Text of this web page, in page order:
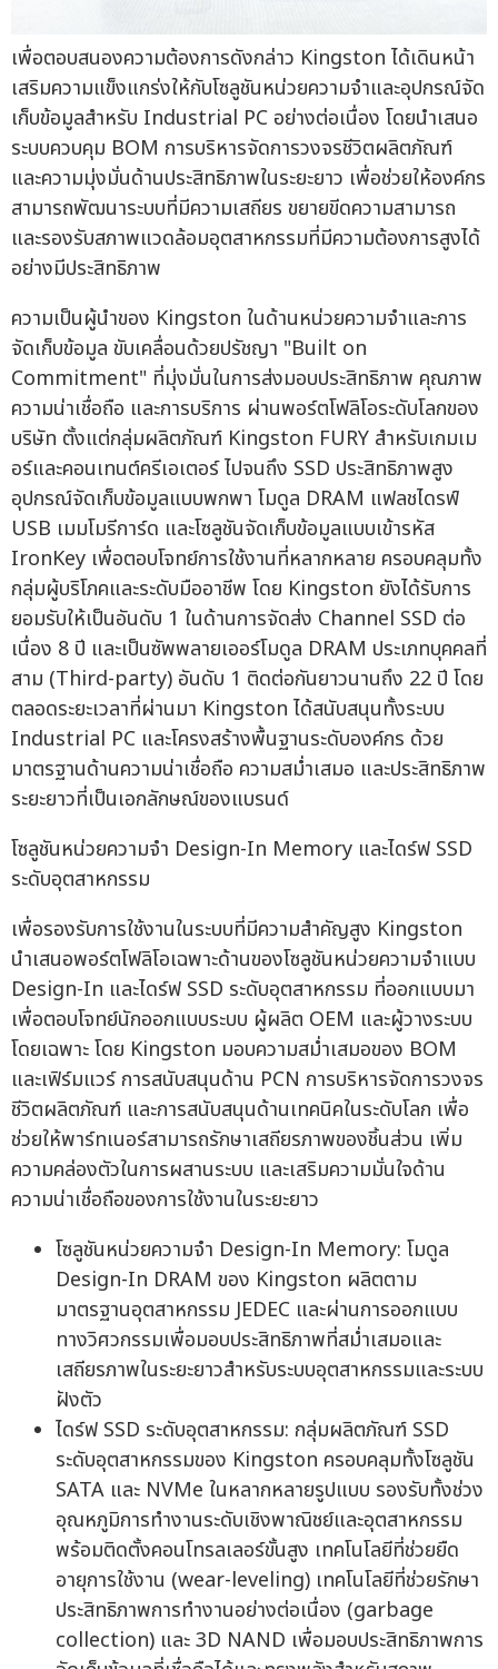
เพื่อตอบสนองความต้องการดังกล่าว Kingston ได้เดินหน้า
เสริมความแข็งแกร่งให้กับโซลูชันหน่วยความจำและอุปกรณ์จัด
เก็บข้อมูลสำหรับ Industrial PC อย่างต่อเนื่อง โดยนำเสนอ
ระบบควบคุม BOM การบริหารจัดการวงจรชีวิตผลิตภัณฑ์
และความมุ่งมั่นด้านประสิทธิภาพในระยะยาว เพื่อช่วยให้องค์กร
สามารถพัฒนาระบบที่มีความเสถียร ขยายขีดความสามารถ
และรองรับสภาพแวดล้อมอุตสาหกรรมที่มีความต้องการสูงได้
อย่างมีประสิทธิภาพ
ความเป็นผู้นำของ Kingston ในด้านหน่วยความจำและการ
จัดเก็บข้อมูล ขับเคลื่อนด้วยปรัชญา "Built on
Commitment" ที่มุ่งมั่นในการส่งมอบประสิทธิภาพ คุณภาพ
ความน่าเชื่อถือ และการบริการ ผ่านพอร์ตโฟลิโอระดับโลกของ
บริษัท ตั้งแต่กลุ่มผลิตภัณฑ์ Kingston FURY สำหรับเกมเม
อร์และคอนเทนต์ครีเอเตอร์ ไปจนถึง SSD ประสิทธิภาพสูง
อุปกรณ์จัดเก็บข้อมูลแบบพกพา โมดูล DRAM แฟลชไดรฟ์
USB เมมโมรีการ์ด และโซลูชันจัดเก็บข้อมูลแบบเข้ารหัส
IronKey เพื่อตอบโจทย์การใช้งานที่หลากหลาย ครอบคลุมทั้ง
กลุ่มผู้บริโภคและระดับมืออาชีพ โดย Kingston ยังได้รับการ
ยอมรับให้เป็นอันดับ 1 ในด้านการจัดส่ง Channel SSD ต่อ
เนื่อง 8 ปี และเป็นซัพพลายเออร์โมดูล DRAM ประเภทบุคคลที่
สาม (Third-party) อันดับ 1 ติดต่อกันยาวนานถึง 22 ปี โดย
ตลอดระยะเวลาที่ผ่านมา Kingston ได้สนับสนุนทั้งระบบ
Industrial PC และโครงสร้างพื้นฐานระดับองค์กร ด้วย
มาตรฐานด้านความน่าเชื่อถือ ความสม่ำเสมอ และประสิทธิภาพ
ระยะยาวที่เป็นเอกลักษณ์ของแบรนด์
โซลูชันหน่วยความจำ Design-In Memory และไดร์ฟ SSD
ระดับอุตสาหกรรม
เพื่อรองรับการใช้งานในระบบที่มีความสำคัญสูง Kingston
นำเสนอพอร์ตโฟลิโอเฉพาะด้านของโซลูชันหน่วยความจำแบบ
Design-In และไดร์ฟ SSD ระดับอุตสาหกรรม ที่ออกแบบมา
เพื่อตอบโจทย์นักออกแบบระบบ ผู้ผลิต OEM และผู้วางระบบ
โดยเฉพาะ โดย Kingston มอบความสม่ำเสมอของ BOM
และเฟิร์มแวร์ การสนับสนุนด้าน PCN การบริหารจัดการวงจร
ชีวิตผลิตภัณฑ์ และการสนับสนุนด้านเทคนิคในระดับโลก เพื่อ
ช่วยให้พาร์ทเนอร์สามารถรักษาเสถียรภาพของชิ้นส่วน เพิ่ม
ความคล่องตัวในการผสานระบบ และเสริมความมั่นใจด้าน
ความน่าเชื่อถือของการใช้งานในระยะยาว
โซลูชันหน่วยความจำ Design-In Memory: โมดูล
Design-In DRAM ของ Kingston ผลิตตาม
มาตรฐานอุตสาหกรรม JEDEC และผ่านการออกแบบ
ทางวิศวกรรมเพื่อมอบประสิทธิภาพที่สม่ำเสมอและ
เสถียรภาพในระยะยาวสำหรับระบบอุตสาหกรรมและระบบ
ฝังตัว
ไดร์ฟ SSD ระดับอุตสาหกรรม: กลุ่มผลิตภัณฑ์ SSD
ระดับอุตสาหกรรมของ Kingston ครอบคลุมทั้งโซลูชัน
SATA และ NVMe ในหลากหลายรูปแบบ รองรับทั้งช่วง
อุณหภูมิการทำงานระดับเชิงพาณิชย์และอุตสาหกรรม
พร้อมติดตั้งคอนโทรลเลอร์ขั้นสูง เทคโนโลยีที่ช่วยยืด
อายุการใช้งาน (wear-leveling) เทคโนโลยีที่ช่วยรักษา
ประสิทธิภาพการทำงานอย่างต่อเนื่อง (garbage
collection) และ 3D NAND เพื่อมอบประสิทธิภาพการ